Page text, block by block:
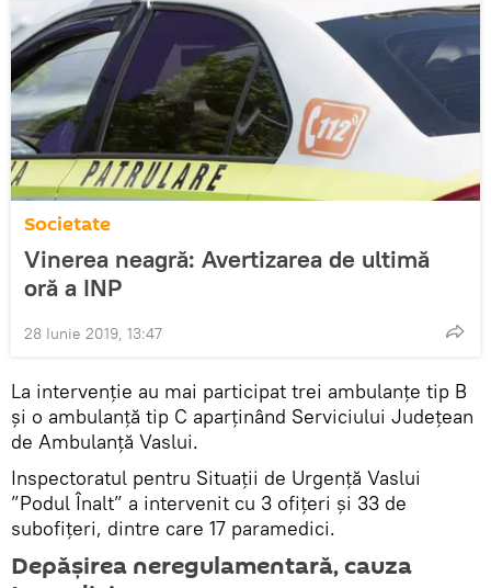
Societate
Vinerea neagră: Avertizarea de ultimă
oră a INP
28 Iunie 2019, 13:47
La intervenție au mai participat trei ambulanțe tip B
și o ambulanță tip C aparținând Serviciului Județean
de Ambulanță Vaslui.
Inspectoratul pentru Situații de Urgență Vaslui
”Podul Înalt” a intervenit cu 3 ofițeri și 33 de
subofițeri, dintre care 17 paramedici.
Depășirea neregulamentară, cauza